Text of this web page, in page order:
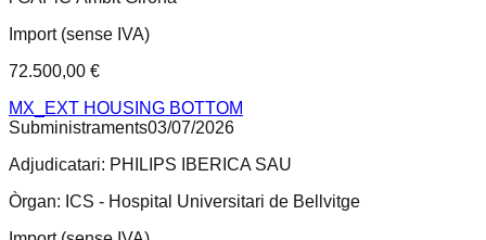
Import (sense IVA)
72.500,00 €
MX_EXT HOUSING BOTTOM
Subministraments03/07/2026
Adjudicatari: PHILIPS IBERICA SAU
Òrgan: ICS - Hospital Universitari de Bellvitge